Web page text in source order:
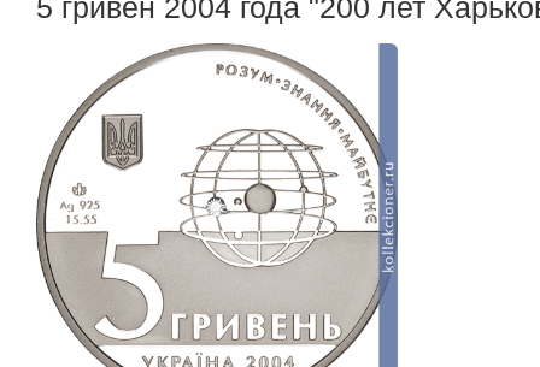
5 гривен 2004 года "200 лет